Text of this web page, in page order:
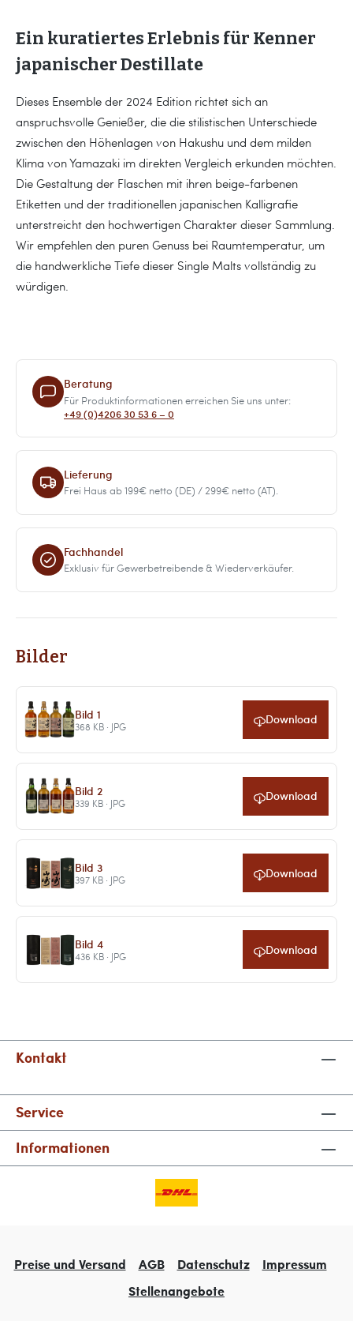
Ein kuratiertes Erlebnis für Kenner
japanischer Destillate
Dieses Ensemble der 2024 Edition richtet sich an
anspruchsvolle Genießer, die die stilistischen Unterschiede
zwischen den Höhenlagen von Hakushu und dem milden
Klima von Yamazaki im direkten Vergleich erkunden möchten.
Die Gestaltung der Flaschen mit ihren beige-farbenen
Etiketten und der traditionellen japanischen Kalligrafie
unterstreicht den hochwertigen Charakter dieser Sammlung.
Wir empfehlen den puren Genuss bei Raumtemperatur, um
die handwerkliche Tiefe dieser Single Malts vollständig zu
würdigen.
Beratung
Für Produktinformationen erreichen Sie uns unter:
+49 (0)4206 30 53 6 – 0
Lieferung
Frei Haus ab 199€ netto (DE) / 299€ netto (AT).
Fachhandel
Exklusiv für Gewerbetreibende & Wiederverkäufer.
Bilder
Bild 1
368 KB · JPG Download
Bild 2
339 KB · JPG Download
Bild 3
397 KB · JPG Download
Bild 4
436 KB · JPG Download
Kontakt
Service
Informationen
Preise und Versand AGB Datenschutz
Impressum
Stellenangebote